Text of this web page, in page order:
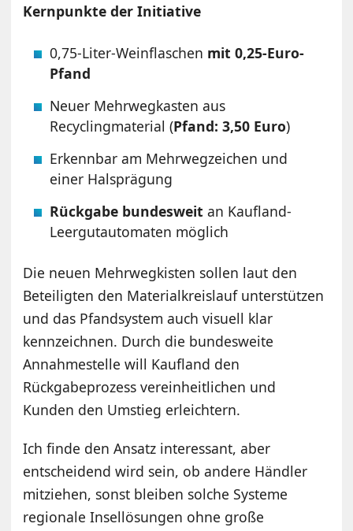
Kernpunkte der Initiative
0,75-Liter-Weinflaschen mit 0,25-Euro-
Pfand
Neuer Mehrwegkasten aus
Recyclingmaterial (Pfand: 3,50 Euro)
Erkennbar am Mehrwegzeichen und
einer Halsprägung
Rückgabe bundesweitan Kaufland-
Leergutautomaten möglich
Die neuen Mehrwegkisten sollen laut den
Beteiligten den Materialkreislauf unterstützen
und das Pfandsystem auch visuell klar
kennzeichnen. Durch die bundesweite
Annahmestelle will Kaufland den
Rückgabeprozess vereinheitlichen und
Kunden den Umstieg erleichtern.
Ich finde den Ansatz interessant, aber
entscheidend wird sein, ob andere Händler
mitziehen, sonst bleiben solche Systeme
regionale Insellösungen ohne große